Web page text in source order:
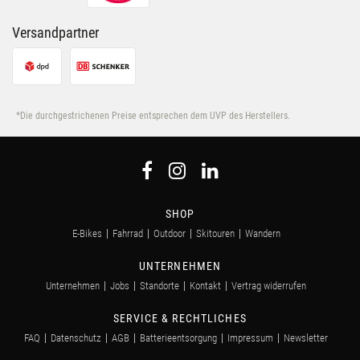
Versandpartner
*Die durchgestrichenen Preise entsprechen dem UVP des Herstellers.
SHOP
E-Bikes Fahrrad Outdoor Skitouren Wandern
UNTERNEHMEN
Unternehmen Jobs Standorte Kontakt Vertrag widerrufen
SERVICE & RECHTLICHES
FAQ Datenschutz AGB Batterieentsorgung Impressum Newsletter